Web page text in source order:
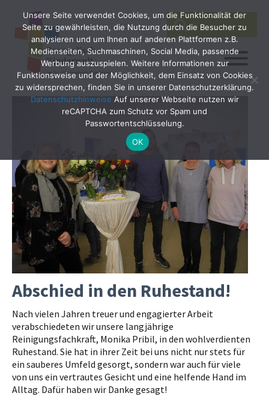
Search
for:
SEARCH
Abschied in den Ruhestand!
Nach vielen Jahren treuer und engagierter Arbeit
verabschiedeten wir unsere langjährige
Reinigungsfachkraft, Monika Pribil, in den wohlverdienten
Ruhestand. Sie hat in ihrer Zeit bei uns nicht nur stets für
ein sauberes Umfeld gesorgt, sondern war auch für viele
von uns ein vertrautes Gesicht und eine helfende Hand im
Alltag. Dafür haben wir Danke gesagt!
Unsere Seite verwendet Cookies, um die Funktionalität der
Seite zu gewährleisten, die Nutzung durch die Besucher zu
analysieren und um Ihnen auf anderen Plattformen z.B.
Medienseiten, Suchmaschinen, Social Media, passende
Werbung auszuspielen. Weitere Informationen zur
Funktionsweise und der Möglichkeit, dem Einsatz von Cookies
zu widersprechen, finden Sie in unserer Datenschutzerklärung.
Datenschutzhinweise Auf unserer Webseite nutzen wir
reCAPTCHA zum Schutz vor Spam und
Passwortentschlüsselung.
OK